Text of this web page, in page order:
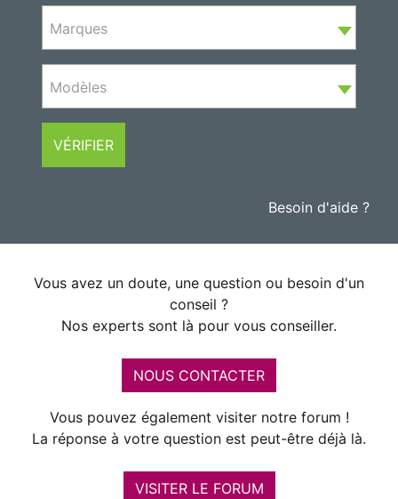
Marques
Modèles
VÉRIFIER
Besoin d'aide ?
Vous avez un doute, une question ou besoin d'un
conseil ?
Nos experts sont là pour vous conseiller.
NOUS CONTACTER
Vous pouvez également visiter notre forum !
La réponse à votre question est peut-être déjà là.
VISITER LE FORUM